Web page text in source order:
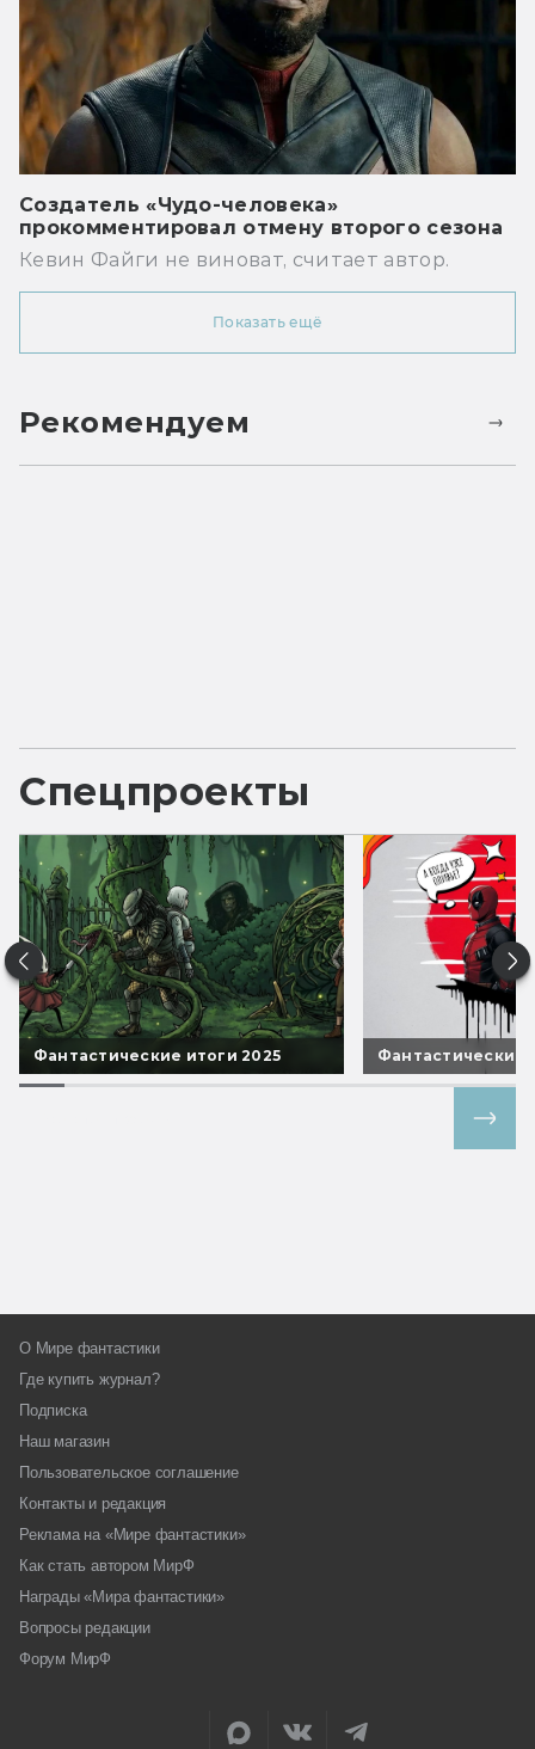
Создатель «Чудо-человека»
прокомментировал отмену второго сезона
Кевин Файги не виноват, считает автор.
Показать ещё
Рекомендуем
Спецпроекты
Фантастические итоги 2025 Фантастические
О Мире фантастики
Где купить журнал?
Подписка
Наш магазин
Пользовательское соглашение
Контакты и редакция
Реклама на «Мире фантастики»
Как стать автором МирФ
Награды «Мира фантастики»
Вопросы редакции
Форум МирФ